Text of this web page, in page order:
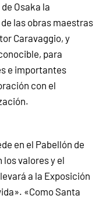
Osaka la
las obras maestras
Caravaggio, y
para
e importantes
con el
en el Pabellón de
valores y el
a la Exposición
«Como Santa